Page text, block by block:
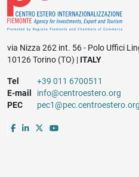
via Nizza 262 int. 56 - Polo Uffici
10126 Torino (TO) | ITALY
Tel
+39 011 6700511
E-mail
info@centroestero.org
PEC
pec1@pec.centroestero.org